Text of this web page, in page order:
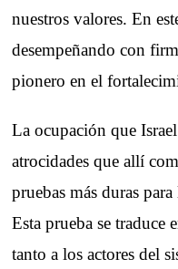
nuestros valores. En
desempeñando con
pionero en el
La ocupación que
atrocidades que allí
pruebas más duras
Esta prueba se traduce
tanto a los actores del